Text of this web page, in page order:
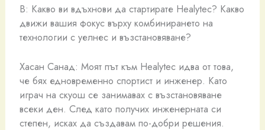
В: Какво ви вдъхнови да стартирате Healytec? Какво
движи вашия фокус върху комбинирането на
технологии с уелнес и възстановяване?
Хасан Санад: Моят път към Healytec идва от това,
че бях едновременно спортист и инженер. Като
играч на скуош се занимавах с възстановяване
всеки ден. След като получих инженерната си
степен, исках да създавам по-добри решения.